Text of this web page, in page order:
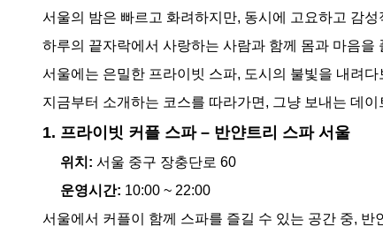
서울의 밤은 빠르고 화려하지만, 동시에 고요하고 감
하루의 끝자락에서 사랑하는 사람과 함께 몸과 마음
서울에는 은밀한 프라이빗 스파, 도시의 불빛을 내려
지금부터 소개하는 코스를 따라가면, 그냥 보내는 데
1. 프라이빗 커플 스파 – 반얀트리 스파 서울
위치: 서울 중구 장충단로 60
운영시간: 10:00 ~ 22:00
서울에서 커플이 함께 스파를 즐길 수 있는 공간 중, 반